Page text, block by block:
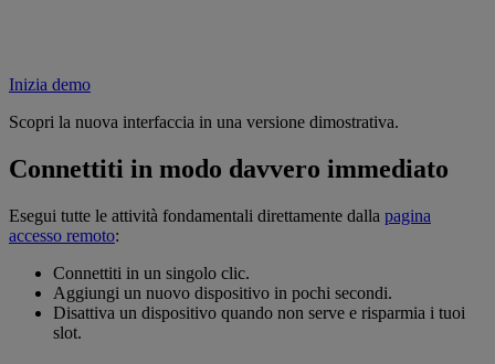
Inizia demo
Scopri la nuova interfaccia in una versione dimostrativa.
Connettiti in modo davvero immediato
Esegui tutte le attività fondamentali direttamente dalla pagina
accesso remoto:
Connettiti in un singolo clic.
Aggiungi un nuovo dispositivo in pochi secondi.
Disattiva un dispositivo quando non serve e risparmia i tuoi
slot.